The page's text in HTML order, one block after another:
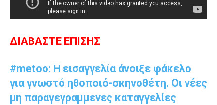
ΔΙΑΒΑΣΤΕ ΕΠΙΣΗΣ
#metoo: Η εισαγγελία άνοιξε φάκελο
για γνωστό ηθοποιό-σκηνοθέτη. Οι νέες
μη παραγεγραμμενες καταγγελίες